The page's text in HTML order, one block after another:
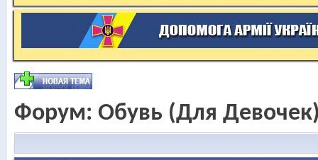
Форум: Обувь (Для